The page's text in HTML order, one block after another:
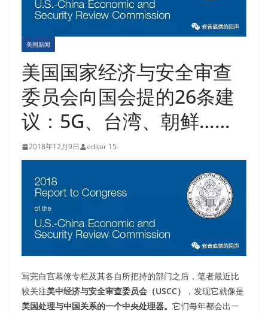
美国新闻
美国国家经济与安全审查
委员会向国会提的26条建
议：5G、台湾、朝鲜……
2018年12月9日 editor 15
写完白宫幕僚专栏及其各自所把持的部门之后，笔者最近比
较关注美中经济与安全审查委员会（USCC）
，发现它就像是
美国处理与中国关系的一个中央处理器。 它们每年都会出一